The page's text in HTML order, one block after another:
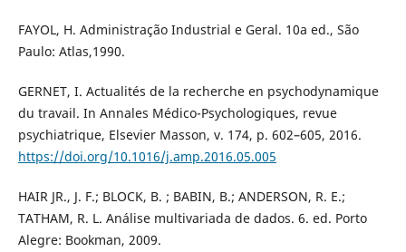
FAYOL, H. Administração Industrial e Geral. 10a ed., São
Paulo: Atlas,1990.
GERNET, I. Actualités de la recherche en psychodynamique
du travail. In Annales Médico-Psychologiques, revue
psychiatrique, Elsevier Masson, v. 174, p. 602–605, 2016.
https://doi.org/10.1016/j.amp.2016.05.005
HAIR JR., J. F.; BLOCK, B. ; BABIN, B.; ANDERSON, R. E.;
TATHAM, R. L. Análise multivariada de dados. 6. ed. Porto
Alegre: Bookman, 2009.